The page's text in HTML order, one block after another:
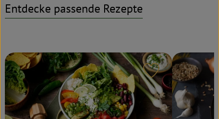
Entdecke passende Rezepte
Rezept zu